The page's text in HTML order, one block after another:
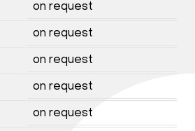
on request
on request
on request
on request
on request